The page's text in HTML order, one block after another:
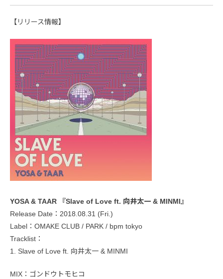
【リリース情報】
︎YOSA & TAAR 『Slave of Love ft. 向井太一 & MINMI』
Release Date：2018.08.31 (Fri.)
Label：OMAKE CLUB / PARK / bpm tokyo
Tracklist：
1. Slave of Love ft. 向井太一 & MINMI
MIX：ゴンドウトモヒコ